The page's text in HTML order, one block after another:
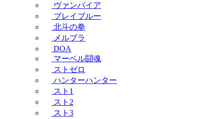
ヴァンパイア
ブレイブルー
北斗の拳
メルブラ
DOA
マーベル闘魂
ストゼロ
ハンターハンター
スト1
スト2
スト3